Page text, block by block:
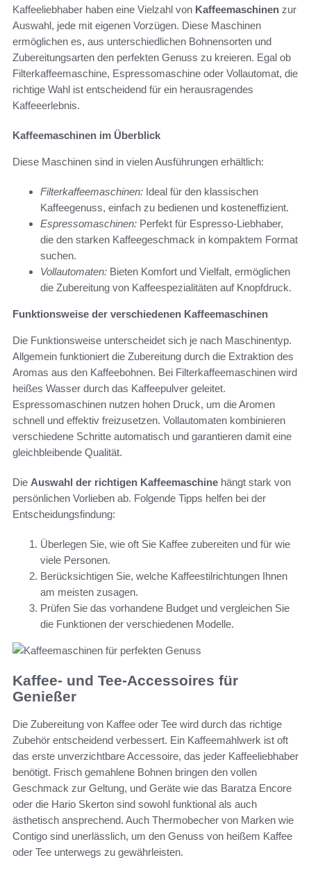
Kaffeeliebhaber haben eine Vielzahl von Kaffeemaschinen zur
Auswahl, jede mit eigenen Vorzügen. Diese Maschinen
ermöglichen es, aus unterschiedlichen Bohnensorten und
Zubereitungsarten den perfekten Genuss zu kreieren. Egal ob
Filterkaffeemaschine, Espressomaschine oder Vollautomat, die
richtige Wahl ist entscheidend für ein herausragendes
Kaffeeerlebnis.
Kaffeemaschinen im Überblick
Diese Maschinen sind in vielen Ausführungen erhältlich:
Filterkaffeemaschinen: Ideal für den klassischen
Kaffeegenuss, einfach zu bedienen und kosteneffizient.
Espressomaschinen: Perfekt für Espresso-Liebhaber,
die den starken Kaffeegeschmack in kompaktem Format
suchen.
Vollautomaten: Bieten Komfort und Vielfalt, ermöglichen
die Zubereitung von Kaffeespezialitäten auf Knopfdruck.
Funktionsweise der verschiedenen Kaffeemaschinen
Die Funktionsweise unterscheidet sich je nach Maschinentyp.
Allgemein funktioniert die Zubereitung durch die Extraktion des
Aromas aus den Kaffeebohnen. Bei Filterkaffeemaschinen wird
heißes Wasser durch das Kaffeepulver geleitet.
Espressomaschinen nutzen hohen Druck, um die Aromen
schnell und effektiv freizusetzen. Vollautomaten kombinieren
verschiedene Schritte automatisch und garantieren damit eine
gleichbleibende Qualität.
Die Auswahl der richtigen Kaffeemaschine hängt stark von
persönlichen Vorlieben ab. Folgende Tipps helfen bei der
Entscheidungsfindung:
Überlegen Sie, wie oft Sie Kaffee zubereiten und für wie
viele Personen.
Berücksichtigen Sie, welche Kaffeestilrichtungen Ihnen
am meisten zusagen.
Prüfen Sie das vorhandene Budget und vergleichen Sie
die Funktionen der verschiedenen Modelle.
Kaffee- und Tee-Accessoires für
Genießer
Die Zubereitung von Kaffee oder Tee wird durch das richtige
Zubehör entscheidend verbessert. Ein Kaffeemahlwerk ist oft
das erste unverzichtbare Accessoire, das jeder Kaffeeliebhaber
benötigt. Frisch gemahlene Bohnen bringen den vollen
Geschmack zur Geltung, und Geräte wie das Baratza Encore
oder die Hario Skerton sind sowohl funktional als auch
ästhetisch ansprechend. Auch Thermobecher von Marken wie
Contigo sind unerlässlich, um den Genuss von heißem Kaffee
oder Tee unterwegs zu gewährleisten.